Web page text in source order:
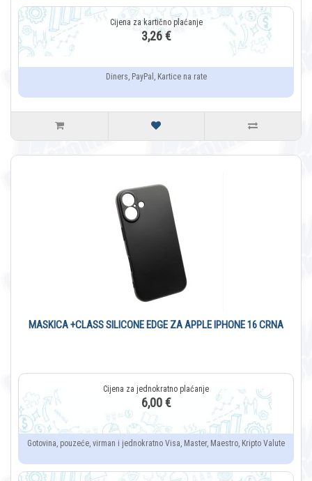
3,26 €
Diners, PayPal, Kartice na rate
MASKICA +CLASS SILICONE EDGE ZA APPLE IPHONE 16 CRNA
6,00 €
Gotovina, pouzeće, virman i jednokratno Visa, Master, Maestro, Kripto Valute